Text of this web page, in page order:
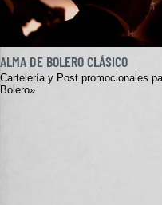
ALMA DE BOLERO CLÁSICO
Cartelería y Post promocionales
Bolero».